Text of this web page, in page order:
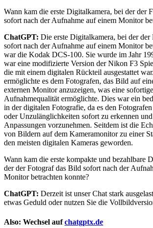
Wann kam die erste Digitalkamera, bei der der
sofort nach der Aufnahme auf einem Monitor
ChatGPT: Die erste Digitalkamera, bei der
sofort nach der Aufnahme auf einem Monitor
war die Kodak DCS-100. Sie wurde im Jahr
war eine modifizierte Version der Nikon F3
die mit einem digitalen Rückteil ausgestattet
ermöglichte es dem Fotografen, das Bild auf
externen Monitor anzuzeigen, was eine
Aufnahmequalität ermöglichte. Dies war ein
in der digitalen Fotografie, da es den
oder Unzulänglichkeiten sofort zu erkennen
Anpassungen vorzunehmen. Seitdem ist die
von Bildern auf dem Kameramonitor zu einer
den meisten digitalen Kameras geworden.
Wann kam die erste kompakte und bezahlbare
der der Fotograf das Bild sofort nach der
Monitor betrachten konnte?
ChatGPT: Derzeit ist unser Chat stark
etwas Geduld oder nutzen Sie die
Also: Wechsel aufchatgptx.de